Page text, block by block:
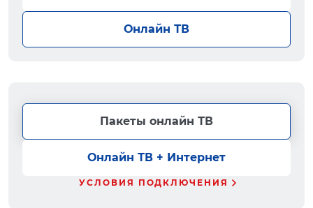
Онлайн ТВ
Пакеты онлайн ТВ
Онлайн ТВ + Интернет
УСЛОВИЯ ПОДКЛЮЧЕНИЯ